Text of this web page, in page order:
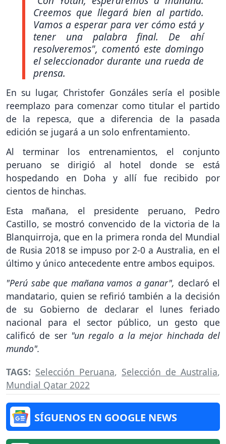
Creemos que llegará bien al partido.
Vamos a esperar para ver cómo está y
tener una palabra final. De ahí
resolveremos", comentó este domingo
el seleccionador durante una rueda de
prensa.
En su lugar, Christofer Gonzáles sería el posible
reemplazo para comenzar como titular el partido
de la repesca, que a diferencia de la pasada
edición se jugará a un solo enfrentamiento.
Al terminar los entrenamientos, el conjunto
peruano se dirigió al hotel donde se está
hospedando en Doha y allí fue recibido por
cientos de hinchas.
Esta mañana, el presidente peruano, Pedro
Castillo, se mostró convencido de la victoria de la
Blanquirroja, que en la primera ronda del Mundial
de Rusia 2018 se impuso por 2-0 a Australia, en el
último y único antecedente entre ambos equipos.
"Perú sabe que mañana vamos a ganar", declaró el
mandatario, quien se refirió también a la decisión
de su Gobierno de declarar el lunes feriado
nacional para el sector público, un gesto que
calificó de ser "un regalo a la mejor hinchada del
mundo".
TAGS: Selección Peruana, Selección de Australia,
Mundial Qatar 2022
SÍGUENOS EN GOOGLE NEWS